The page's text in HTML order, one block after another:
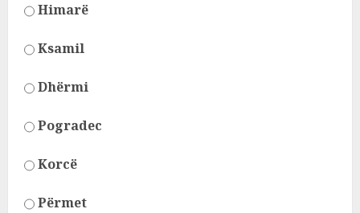
Himarë
Ksamil
Dhërmi
Pogradec
Korcë
Përmet